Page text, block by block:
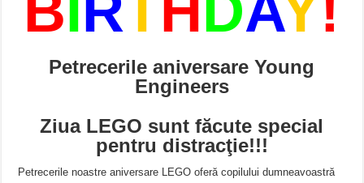
Petrecerile aniversare Young
Engineers
Ziua LEGO sunt făcute special
pentru distracţie!!!
Petrecerile noastre aniversare LEGO oferă copilului dumneavoastră